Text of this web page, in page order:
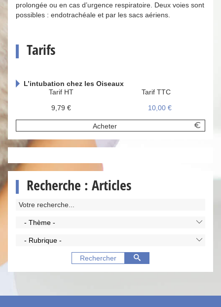
prolongée ou en cas d’urgence respiratoire. Deux voies sont
possibles : endotrachéale et par les sacs aériens.
Tarifs
L’intubation chez les Oiseaux
Tarif HT
9,79 €
Tarif TTC
10,00 €
Acheter
Recherche : Articles
- Thème -
- Rubrique -
Rechercher